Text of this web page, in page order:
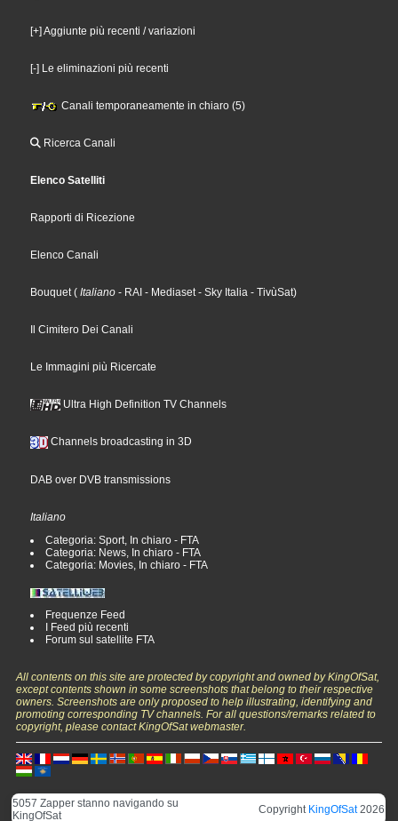
[+] Aggiunte più recenti / variazioni
[-] Le eliminazioni più recenti
Canali temporaneamente in chiaro (5)
Ricerca Canali
Elenco Satelliti
Rapporti di Ricezione
Elenco Canali
Bouquet( Italiano - RAI - Mediaset- Sky Italia - TivùSat)
Il Cimitero Dei Canali
Le Immagini più Ricercate
Ultra High Definition TV Channels
Channels broadcasting in 3D
DAB over DVB transmissions
Italiano
Categoria: Sport, In chiaro - FTA
Categoria: News, In chiaro - FTA
Categoria: Movies, In chiaro - FTA
Frequenze Feed
I Feed più recenti
Forum sul satellite FTA
All contents on this site are protected by copyright and owned by KingOfSat,
except contents shown in some screenshots that belong to their respective
owners. Screenshots are only proposed to help illustrating, identifying and
promoting corresponding TV channels. For all questions/remarks related to
copyright, please contact KingOfSat webmaster.
5057 Zapper stanno navigando su
KingOfSat
Copyright KingOfSat2026